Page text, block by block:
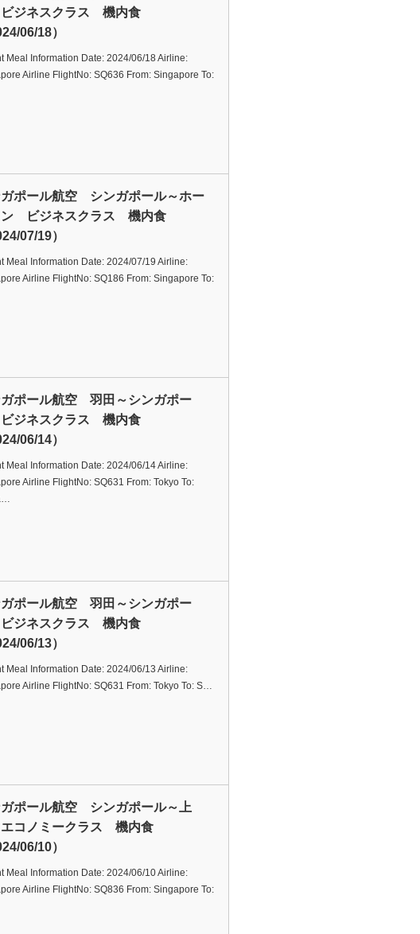
ジネスクラス 機内食
06/18）
Meal Information Date: 2024/06/18 Airline:
Airline FlightNo: SQ636 From: Singapore To:
ポール航空 シンガポール～ホー
ン ビジネスクラス 機内食
07/19）
Meal Information Date: 2024/07/19 Airline:
Airline FlightNo: SQ186 From: Singapore To:
ガポール航空 羽田～シンガポー
ジネスクラス 機内食
06/14）
Meal Information Date: 2024/06/14 Airline:
Airline FlightNo: SQ631 From: Tokyo To:
ガポール航空 羽田～シンガポー
ジネスクラス 機内食
06/13）
Meal Information Date: 2024/06/13 Airline:
Airline FlightNo: SQ631 From: Tokyo To: S…
ポール航空 シンガポール～上
コノミークラス 機内食
06/10）
Meal Information Date: 2024/06/10 Airline:
Airline FlightNo: SQ836 From: Singapore To: